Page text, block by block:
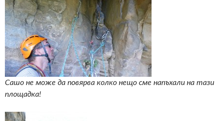
Сашо не може да повярва колко нещо сме напъхали на тази
площадка!